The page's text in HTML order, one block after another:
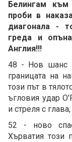
Белингам
проби в
диагонала -
греда и
Англия!!!
48 - Нов шанс
границата на
този път в
ъгловия удар
и стреля с
52 - ново
Хърватия този